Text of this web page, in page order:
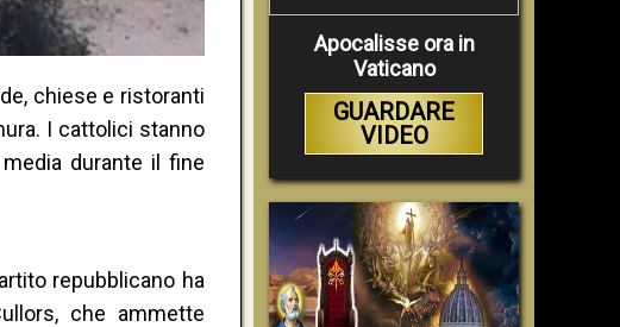
chiese e ristoranti
I cattolici stanno
durante il fine
repubblicano ha
che ammette
Apocalisse ora in
Vaticano
GUARDARE
VIDEO